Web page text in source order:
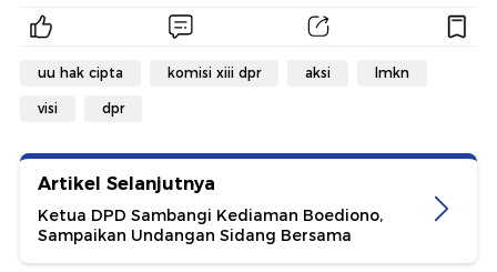
uu hak cipta komisi xiii dpr aksi lmkn
visi dpr
Artikel Selanjutnya
Ketua DPD Sambangi Kediaman Boediono,
Sampaikan Undangan Sidang Bersama